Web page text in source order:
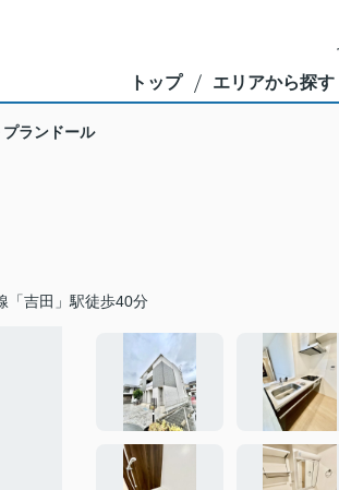
トップ エリアから探す
プランドール
「吉田」駅徒歩40分